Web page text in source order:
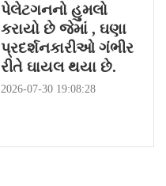
પેલેટગનનો હુમલો
કરાયો છે જેમાં , ઘણા
પ્રદર્શનકારીઓ ગંભીર
રીતે ઘાયલ થયા છે.
2026-07-30 19:08:28